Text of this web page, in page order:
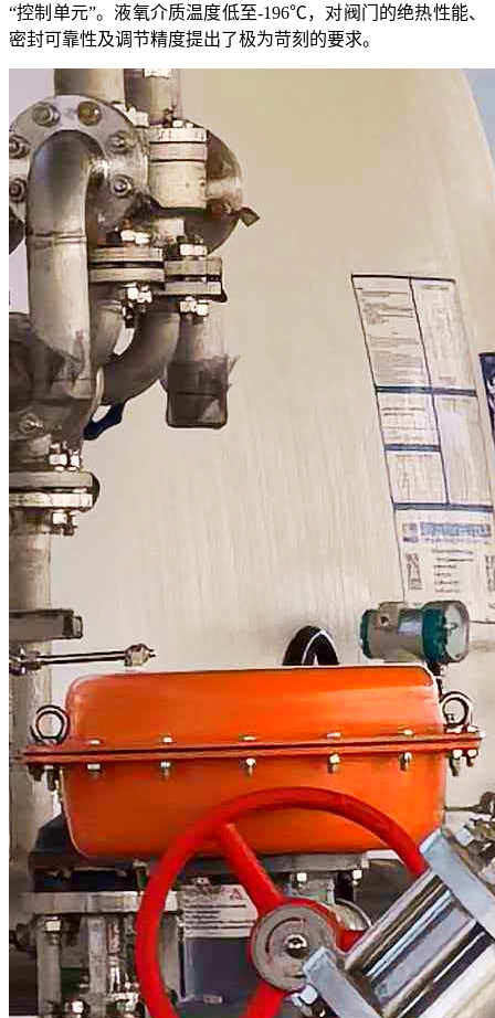
“控制单元”。液氧介质温度低至-196℃，对阀门的绝热性能、
密封可靠性及调节精度提出了极为苛刻的要求。